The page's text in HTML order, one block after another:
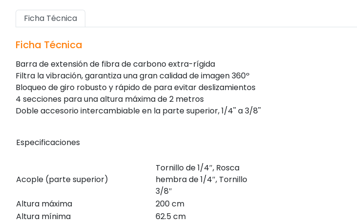
Ficha Técnica
Ficha Técnica
Barra de extensión de fibra de carbono extra-rígida
Filtra la vibración, garantiza una gran calidad de imagen 360º
Bloqueo de giro robusto y rápido de para evitar deslizamientos
4 secciones para una altura máxima de 2 metros
Doble accesorio intercambiable en la parte superior, 1/4'' a 3/8''
Especificaciones
Acople (parte superior)
Tornillo de 1/4″, Rosca
hembra de 1/4″, Tornillo
3/8″
Altura máxima
200 cm
Altura mínima
62.5 cm